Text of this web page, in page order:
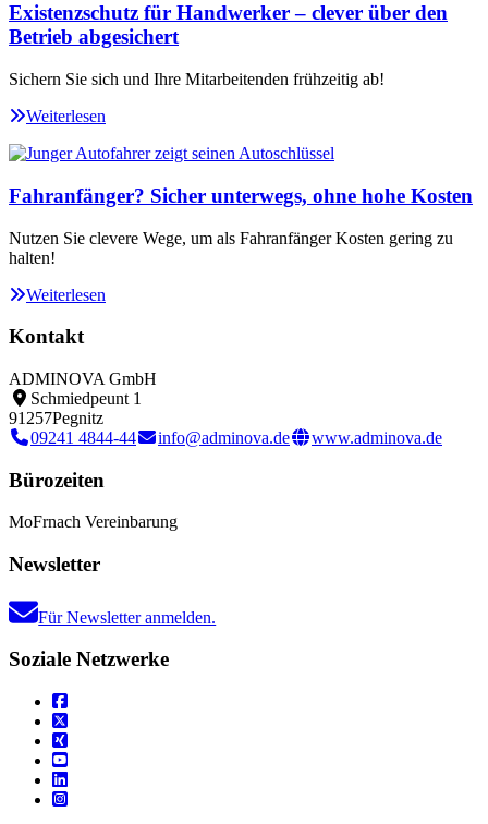
Existenzschutz für Handwerker – clever über den
Betrieb abgesichert
Sichern Sie sich und Ihre Mitarbeitenden frühzeitig ab!
Weiterlesen
Fahranfänger? Sicher unterwegs, ohne hohe Kosten
Nutzen Sie clevere Wege, um als Fahranfänger Kosten gering zu
halten!
Weiterlesen
Kontakt
ADMINOVA GmbH
Schmiedpeunt 1
91257Pegnitz
09241 4844-44
info@adminova.de www.adminova.de
Bürozeiten
MoFrnach Vereinbarung
Newsletter
Für Newsletter anmelden.
Soziale Netzwerke